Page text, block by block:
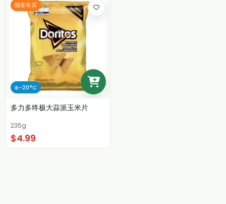
顾客常买
❄️-20°C
多力多终极大蒜派玉米片
235g
$4.99